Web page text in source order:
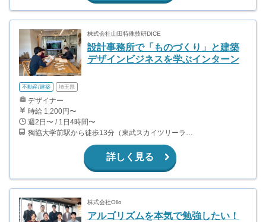
株式会社山田特殊技研DICE
設計事務所で「ものづくり」と建築
デザインビジネスを学ぶインターン
不動産/建築 埼玉県
デザイナー
時給 1,200円〜
週2日〜 / 1日4時間〜
獨協大学前駅から徒歩13分（東武スカイツリーライン、東武伊勢崎線、東武日光線、鬼怒川線）
詳しく見る
株式会社Ollo
アルゴリズムを本気で勉強したい！